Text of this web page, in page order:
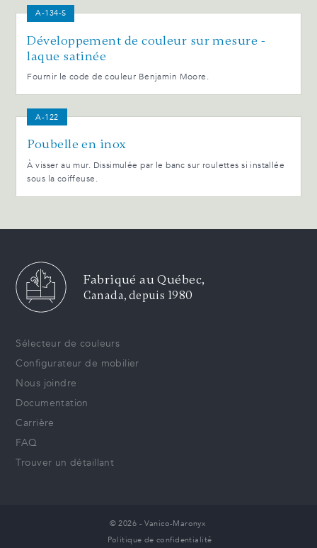
A-134-S
Développement de couleur sur mesure -
laque satinée
Fournir le code de couleur Benjamin Moore.
A-122
Poubelle en inox
À visser au mur. Dissimulée par le banc sur roulettes si installée
sous la coiffeuse.
Fabriqué au Québec,
Canada, depuis 1980
Sélecteur de couleurs
Configurateur de mobilier
Nous joindre
Documentation
Carrière
FAQ
Trouver un détaillant
© 2026 - Vanico-Maronyx
Politique de confidentialité